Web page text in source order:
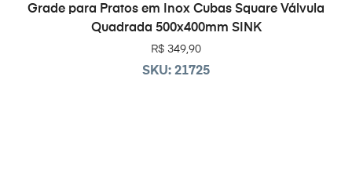
ADICIONAR AO CARRINHO
Grade para Pratos em Inox Cubas Square Válvula
Quadrada 500x400mm SINK
R$ 349,90
SKU: 21725